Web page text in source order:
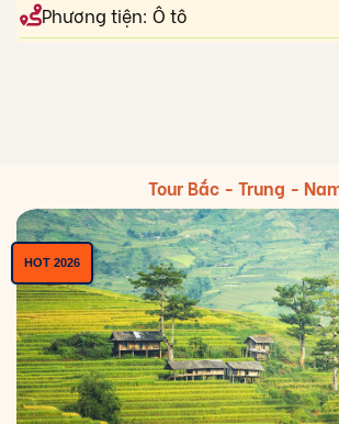
Phương tiện: Ô tô
Tour Bắc - Trung -
HOT 2026